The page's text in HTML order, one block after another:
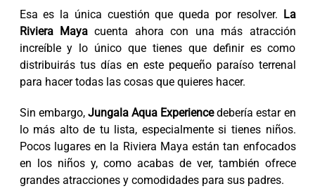
Esa es la única cuestión que queda por resolver.
La
Riviera Mayacuenta ahora con una más atracción
increíble y lo único que tienes que definir es como
distribuirás tus días en este pequeño paraíso terrenal
para hacer todas las cosas que quieres hacer.
Sin embargo, Jungala Aqua Experiencedebería estar en
lo más alto de tu lista, especialmente si tienes niños.
Pocos lugares en la Riviera Maya están tan enfocados
en los niños y, como acabas de ver, también ofrece
grandes atracciones y comodidades para sus padres.